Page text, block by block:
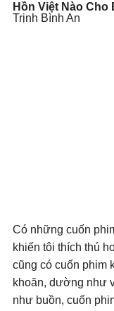
Hồn Việt Nào Cho
Trịnh Bình An
Có những cuốn
khiến tôi thích thú
cũng có cuốn phim
khoăn, dường như
như buồn, cuốn